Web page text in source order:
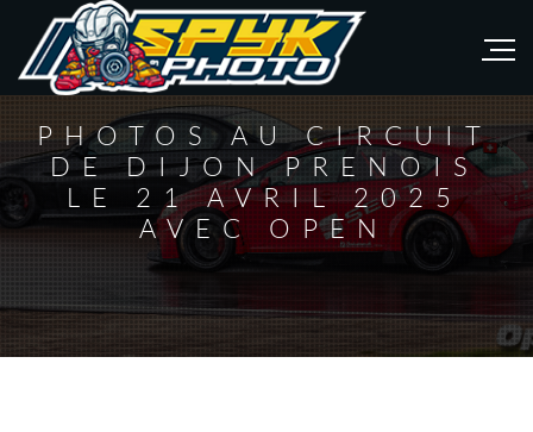
PHOTOS AU CIRCUIT
DE DIJON PRENOIS
LE 21 AVRIL 2025
AVEC OPEN